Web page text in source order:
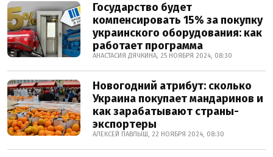
Государство будет
компенсировать 15% за покупку
украинского оборудования: как
работает программа
АНАСТАСИЯ ДЯЧКИНА, 25 НОЯБРЯ 2024, 08:30
Новогодний атрибут: сколько
Украина покупает мандаринов и
как зарабатывают страны-
экспортеры
АЛЕКСЕЙ ПАВЛЫШ, 22 НОЯБРЯ 2024, 08:30